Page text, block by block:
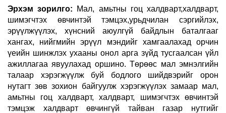
Эрхэм зорилго: Мал, амьтны гоц халдварт,халдварт,
шимэгчтэх өвчинтэй тэмцэх,урьдчилан сэргийлэх,
эрүүлжүүлэх, хүнсний аюулгүй байдлын баталгааг
хангах, нийгмийн эрүүл мэндийг хамгаалахад орчин
үеийн шинжлэх ухааны онол арга зүйд тусгаалсан үйл
ажиллагаа явуулахад оршино.Төрөөс мал эмнэлгийн
талаар хэрэгжүүлж буй бодлого шийдвэрийг орон
нутагт зөв зохион байгуулж хэрэгжүүлэх замаар мал,
амьтны гоц халдварт, халдварт, шимэгчтэх өвчинтэй
тэмцэж халдварт өвчингүй тайван газар нутгийг